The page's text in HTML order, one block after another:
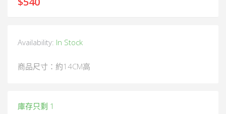
Availability: In Stock
商品尺寸：約14CM高
庫存只剩 1